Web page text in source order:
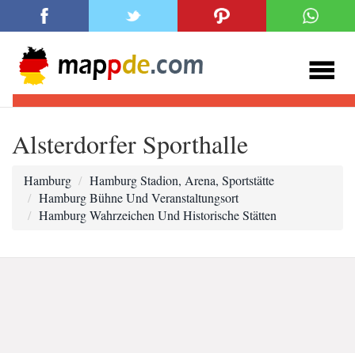
Alsterdorfer Sporthalle
Hamburg
Hamburg Stadion, Arena, Sportstätte
Hamburg Bühne Und Veranstaltungsort
Hamburg Wahrzeichen Und Historische Stätten